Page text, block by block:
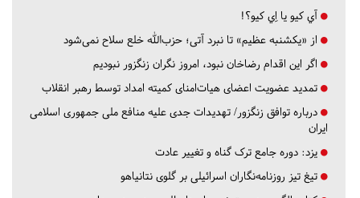
آي كيو يا اِي كيو؟!
از «یکشنبه عظیم» تا نبرد آتی؛ حزب‌الله خلع سلاح نمی‌شود
اگر این اقدام رضاخان نبود، امروز نگران زنگزور نبودیم
تمدید عضویت اعضای هیات‌امنای کمیته امداد توسط رهبر انقلاب
درباره توافق زنگزور/ تهدیدات جدی علیه منافع ملی جمهوری اسلامی
ایران
یزد: دوره جامع ترک گناه و تغییر عادت
تیغ تیز روزنامه‌نگاران اسرائیلی بر گلوی نتانیاهو